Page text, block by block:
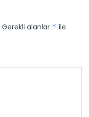
Gerekli alanlar * ile